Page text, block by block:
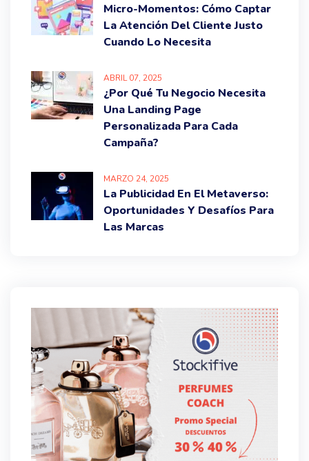
Micro-Momentos: Cómo Captar
La Atención Del Cliente Justo
Cuando Lo Necesita
ABRIL07, 2025
¿Por Qué Tu Negocio Necesita
Una Landing Page
Personalizada Para Cada
Campaña?
MARZO 24, 2025
La Publicidad En El Metaverso:
Oportunidades Y Desafíos Para
Las Marcas